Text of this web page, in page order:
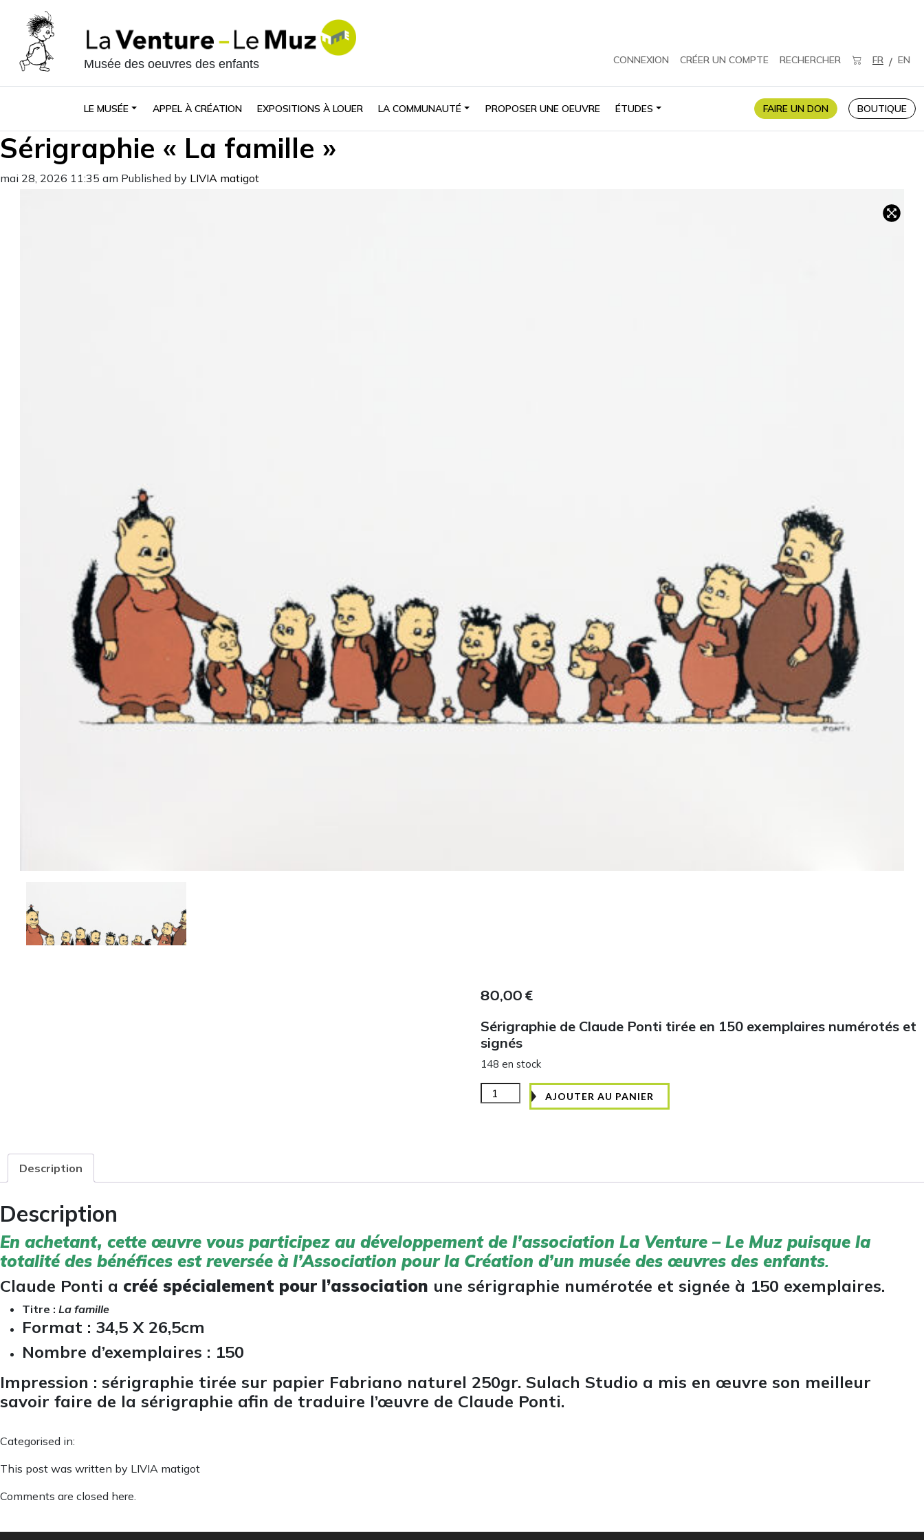
Musée des oeuvres des enfants CONNEXION CRÉER UN COMPTE RECHERCHER FR / EN
LE MUSÉE APPEL À CRÉATION EXPOSITIONS À LOUER LA COMMUNAUTÉ PROPOSER UNE OEUVRE ÉTUDES FAIRE UN DON BOUTIQUE
Sérigraphie « La famille »
mai 28, 2026 11:35 am Published by LIVIA matigot
80,00 €
Sérigraphie de Claude Ponti tirée en 150 exemplaires numérotés et
signés
148 en stock
quantité
de
AJOUTER AU PANIER
Description
Description
En achetant, cette œuvre vous participez au développement de l’association La Venture – Le Muz puisque la
totalité des bénéfices est reversée à l’Association pour la Création d’un musée des œuvres des enfants.
Claude Ponti a créé spécialement pour l’association une sérigraphie numérotée et signée à 150 exemplaires.
Titre : La famille
Format : 34,5 X 26,5cm
Nombre d’exemplaires : 150
Impression : sérigraphie tirée sur papier Fabriano naturel 250gr. Sulach Studio a mis en œuvre son meilleur
savoir faire de la sérigraphie afin de traduire l’œuvre de Claude Ponti.
Categorised in:
This post was written by LIVIA matigot
Comments are closed here.